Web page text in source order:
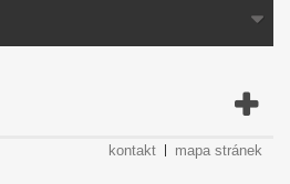
kontakt mapa stránek